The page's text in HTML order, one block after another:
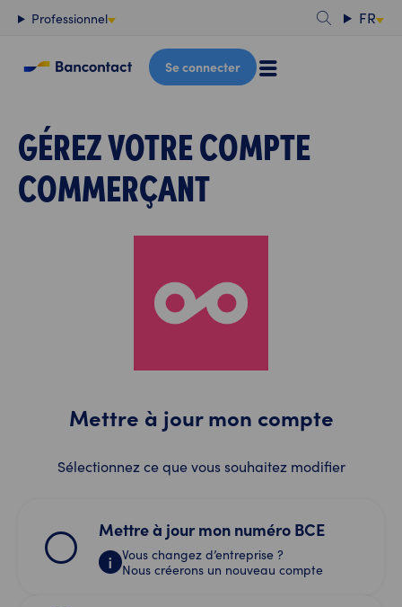
Contenu
Professionnel FR
Se connecter
GÉREZ VOTRE COMPTE
COMMERÇANT
Mettre à jour mon compte
Sélectionnez ce que vous souhaitez modifier
Mettre à jour mon numéro BCE
Vous changez d’entreprise ?
Nous créerons un nouveau compte